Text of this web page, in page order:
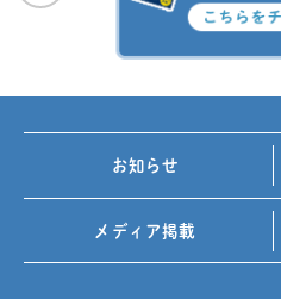
お知らせ
メディア掲載